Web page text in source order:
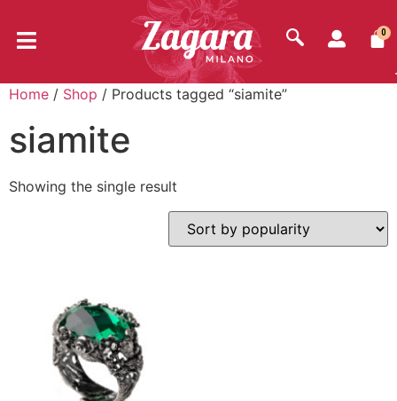
0
Home / Shop / Products tagged “siamite”
siamite
Showing the single result